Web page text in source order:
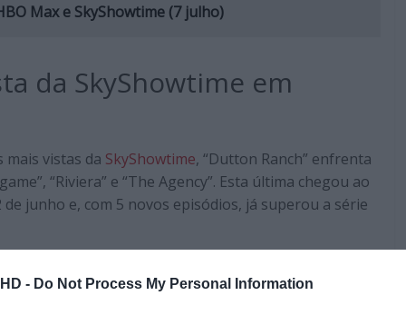
- Do Not Process My Personal Information
Max e SkyShowtime (7 julho)
da SkyShowtime em
mais vistas da SkyShowtime, “Dutton Ranch” enfrenta
“Riviera” e “The Agency”. Esta última chegou ao
junho e, com 5 novos episódios, já superou a série